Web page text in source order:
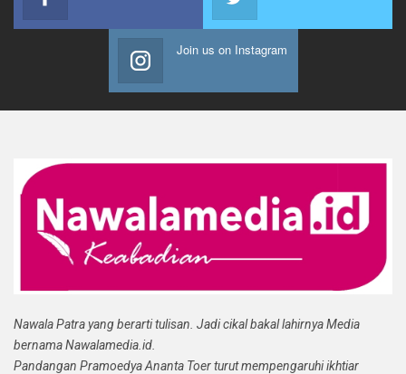
Join us on Instagram
Nawala Patra yang berarti tulisan. Jadi cikal bakal lahirnya Media
bernama Nawalamedia.id.
Pandangan Pramoedya Ananta Toer turut mempengaruhi ikhtiar